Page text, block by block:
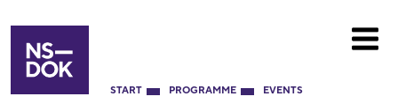
START PROGRAMME EVENTS